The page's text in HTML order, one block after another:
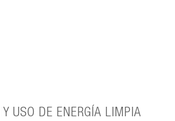
Y USO DE ENERGÍA LIMPIA